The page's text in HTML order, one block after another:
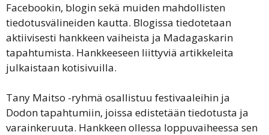
Facebookin, blogin sekä muiden mahdollisten
tiedotusvälineiden kautta. Blogissa tiedotetaan
aktiivisesti hankkeen vaiheista ja Madagaskarin
tapahtumista. Hankkeeseen liittyviä artikkeleita
julkaistaan kotisivuilla.
Tany Maitso -ryhmä osallistuu festivaaleihin ja
Dodon tapahtumiin, joissa edistetään tiedotusta ja
varainkeruuta. Hankkeen ollessa loppuvaiheessa sen